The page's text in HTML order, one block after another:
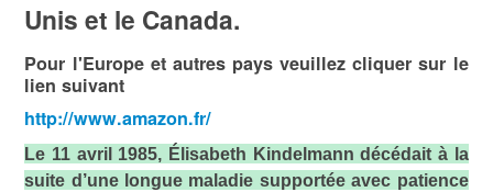
Unis et le Canada.
Pour l'Europe et autres pays veuillez cliquer sur le
lien suivant
http://www.amazon.fr/
Le 11 avril 1985, Élisabeth Kindelmann décédait à la
suite d’une longue maladie supportée avec patience